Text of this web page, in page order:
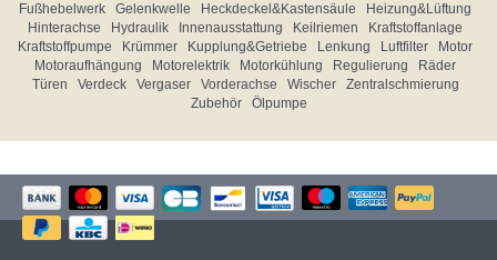
Fußhebelwerk
Gelenkwelle Heckdeckel&Kastensäule
Heizung&Lüftung
Hinterachse
Hydraulik Innenausstattung Keilriemen
Kraftstoffanlage
Kraftstoffpumpe
Krümmer Kupplung&Getriebe Lenkung Luftfilter
Motor
Motoraufhängung
Motorelektrik Motorkühlung Regulierung
Räder
Türen
Verdeck Vergaser Vorderachse Wischer
Zentralschmierung
Zubehör
Ölpumpe